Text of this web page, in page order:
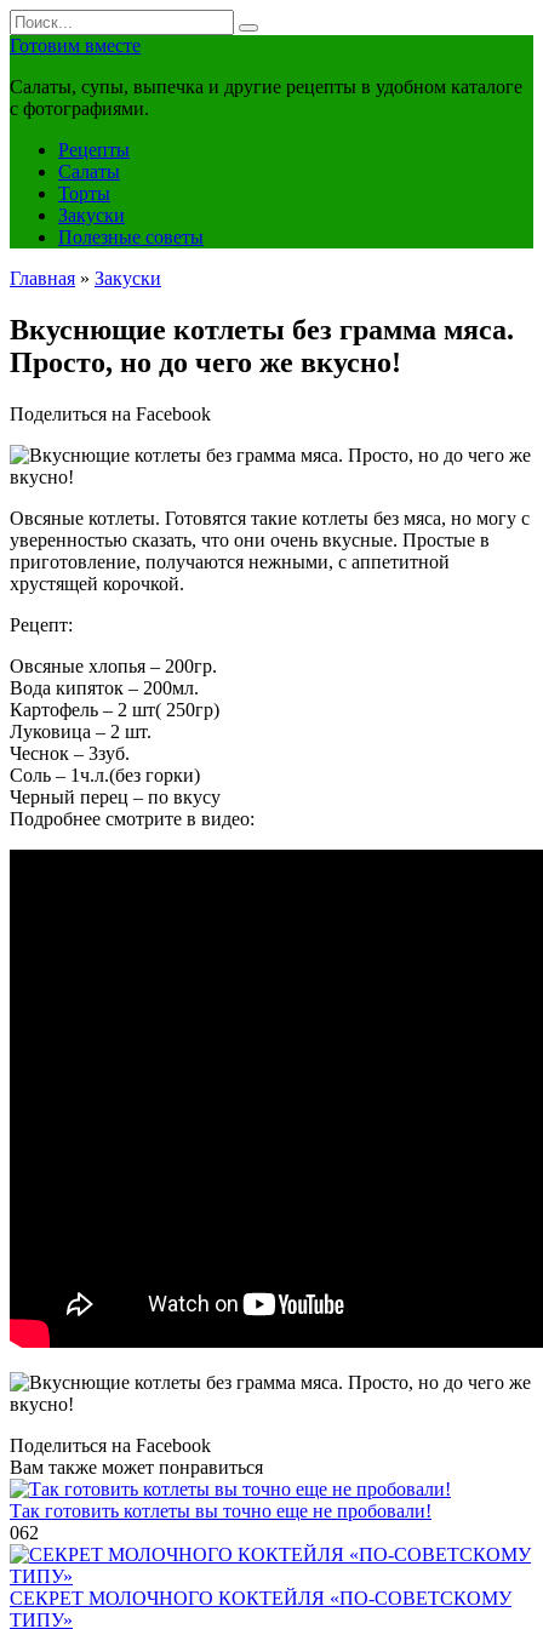
Перейти
к
Search
for:
Готовим вместе
Салаты, супы, выпечка и другие рецепты в удобном каталоге
с фотографиями.
Рецепты
Салаты
Торты
Закуски
Полезные советы
Главная » Закуски
Вкуснющие котлеты без грамма мяса.
Просто, но до чего же вкусно!
Поделиться на Facebook
Овсяные котлеты. Готовятся такие котлеты без мяса, но могу с
уверенностью сказать, что они очень вкусные. Простые в
приготовление, получаются нежными, с аппетитной
хрустящей корочкой.
Рецепт:
Овсяные хлопья – 200гр.
Вода кипяток – 200мл.
Картофель – 2 шт( 250гр)
Луковица – 2 шт.
Чеснок – 3зуб.
Соль – 1ч.л.(без горки)
Черный перец – по вкусу
Подробнее смотрите в видео:
Поделиться на Facebook
Вам также может понравиться
Так готовить котлеты вы точно еще не пробовали!
062
СЕКРЕТ МОЛОЧНОГО КОКТЕЙЛЯ «ПО-СОВЕТСКОМУ
ТИПУ»